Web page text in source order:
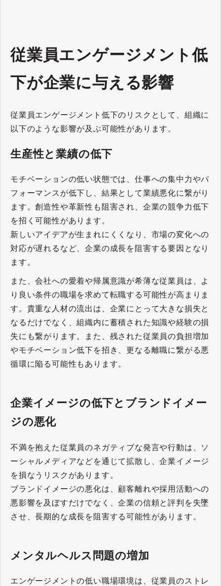
従業員エンゲージメント低
下が企業に与える影響
従業員エンゲージメント低下のリスクとして、組織に
以下のような影響が及ぶ可能性があります。
生産性と業績の低下
モチベーションの低い状態では、仕事への集中力やパ
フォーマンスが低下し、結果として業績悪化に繋がり
ます。創造性や革新性も阻害され、企業の競争力低下
を招く可能性があります。
新しいアイデアが生まれにくくなり、市場の変化への
対応が遅れるなど、企業の成長を阻害する要因となり
ます。
また、会社への愛着や帰属意識が希薄な従業員は、よ
り良い条件の職場を求めて転職する可能性が高まりま
す。貴重な人材の流出は、企業にとって大きな損失と
なるだけでなく、組織内に蓄積された知識や経験の損
失にも繋がります。また、残された従業員の負担増加
やモチベーション低下を招き、更なる離職に繋がる悪
循環に陥る可能性もあります。
企業イメージの低下とブランドイメー
ジの悪化
不満を抱えた従業員のネガティブな発言や行動は、ソ
ーシャルメディアなどを通じて拡散し、企業イメージ
を損なうリスクがあります。
ブランドイメージの悪化は、顧客離れや採用活動への
悪影響を及ぼすだけでなく、企業の信頼と評判を失墜
させ、長期的な成長を阻害する可能性があります。
メンタルヘルス問題の増加
エンゲージメントの低い職場環境は、従業員のストレ